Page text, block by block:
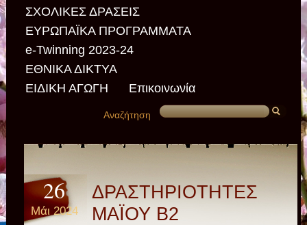
ΣΧΟΛΙΚΕΣ ΔΡΑΣΕΙΣ
ΕΥΡΩΠΑΪΚΑ ΠΡΟΓΡΑΜΜΑΤΑ
e-Twinning 2023-24
ΕΘΝΙΚΑ ΔΙΚΤΥΑ
ΕΙΔΙΚΗ ΑΓΩΓΗ
Επικοινωνία
Αναζήτηση
26
Μάι 2024
ΔΡΑΣΤΗΡΙΟΤΗΤΕΣ
ΜΑΪΟΥ Β2